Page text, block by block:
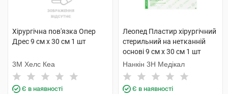
Хірургічна пов'язка Опер
Дрес 9 см х 30 см 1 шт
3M Хелс Кеа
Є в наявності
Леопед Пластир хірургічний
стерильний на нетканній
основі 9 см х 30 см 1 шт
Нанкін 3H Медікал
Є в наявності